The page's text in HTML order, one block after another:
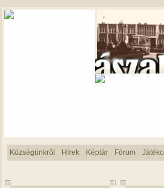
Községünkről Hírek Képtár Fórum